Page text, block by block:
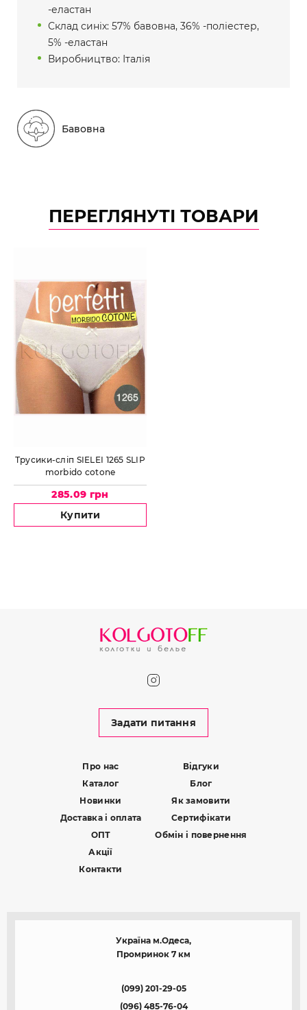
-еластан
Склад синіх: 57% бавовна, 36% -поліестер,
5% -еластан
Виробництво: Італія
Бавовна
ПЕРЕГЛЯНУТІ ТОВАРИ
Трусики-сліп SIELEI 1265 SLIP
morbido cotone
285.09 грн
Купити
Задати питання
Про нас
Каталог
Новинки
Доставка і оплата
ОПТ
Акції
Контакти
Відгуки
Блог
Як замовити
Сертифікати
Обмін і повернення
Україна м.Одеса,
Промринок 7 км
(099) 201-29-05
(096) 485-76-04